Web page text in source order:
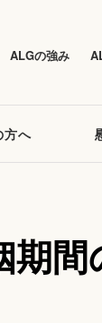
ALGの強み
方へ
期間